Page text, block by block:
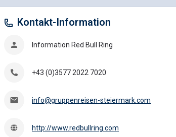
Kontakt-Information
Information Red Bull Ring
+43 (0)3577 2022 7020
info@gruppenreisen-steiermark.com
http://www.redbullring.com